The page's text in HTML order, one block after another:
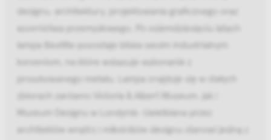
designu, architektury, projektowania graficznego oraz
wzornictwa przemysłowego. Po osiemdziesięciu latach
lampa Bestlite pozostaje bliska swoim industrialnym
korzeniom, na które wskazuje wykonanie z
proszkowanego metalu. Lampa znajduje się w stałych
zbiorach zarówno Victoria & Albert Museum, jak i
Muzeum Designu w Londynie. Uwielbiana przez
architektów wnętrz i miłośników designu stanowi jedną z